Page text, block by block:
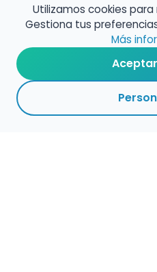
música
Configura
Contacta
Utilizamos cookies
Gestiona tus
Más